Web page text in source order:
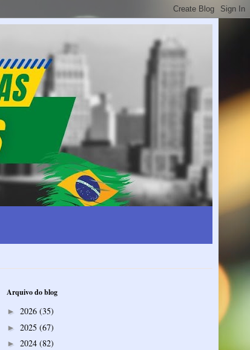
Arquivo do blog
► 2026 (35)
► 2025 (67)
► 2024 (82)